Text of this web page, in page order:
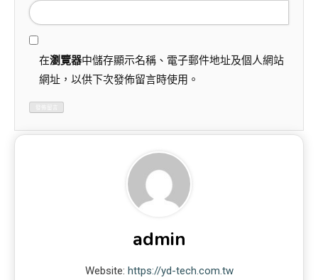
在瀏覽器中儲存顯示名稱、電子郵件地址及個人網站
網址，以供下次發佈留言時使用。
admin
Website: https://yd-tech.com.tw